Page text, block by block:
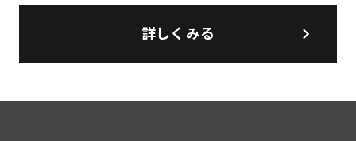
詳しくみる